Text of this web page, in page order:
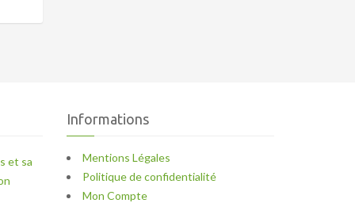
et sa
Informations
Mentions Légales
Politique de confidentialité
Mon Compte